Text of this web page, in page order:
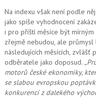
Na indexu však není podle
jako spíše vyhodnocení
i pro příští měsíce být mírným
zřejmě nebudou, ale
následujících měsících, zvlášť
odběratele jako doposud.
motorů české ekonomiky,
se slabou evropskou
konkurencí z dalekého